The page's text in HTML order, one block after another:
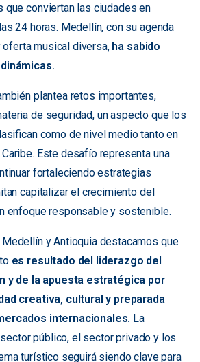
que conviertan las ciudades en
24 horas. Medellín, con su agenda
musical diversa, ha sabido
plantea retos importantes,
de seguridad, un aspecto que los
como de nivel medio tanto en
Este desafío representa una
fortaleciendo estrategias
capitalizar el crecimiento del
enfoque responsable y sostenible.
y Antioquia destacamos que
es resultado del liderazgo del
y de la apuesta estratégica por
creativa, cultural y preparada
internacionales. La
público, el sector privado y los
turístico seguirá siendo clave para